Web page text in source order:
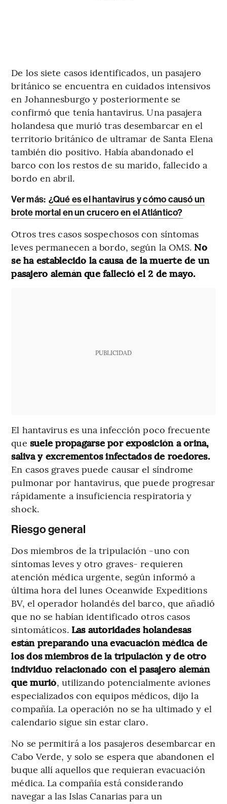
De los siete casos identificados, un pasajero
británico se encuentra en cuidados intensivos
en Johannesburgo y posteriormente se
confirmó que tenía hantavirus. Una pasajera
holandesa que murió tras desembarcar en el
territorio británico de ultramar de Santa Elena
también dio positivo. Había abandonado el
barco con los restos de su marido, fallecido a
bordo en abril.
Ver más: ¿Qué es el hantavirus y cómo causó un
brote mortal en un crucero en el Atlántico?
Otros tres casos sospechosos con síntomas
leves permanecen a bordo, según la OMS. No
se ha establecido la causa de la muerte de un
pasajero alemán que falleció el 2 de mayo.
PUBLICIDAD
El hantavirus es una infección poco frecuente
que suele propagarse por exposición a orina,
saliva y excrementos infectados de roedores.
En casos graves puede causar el síndrome
pulmonar por hantavirus, que puede progresar
rápidamente a insuficiencia respiratoria y
shock.
Riesgo general
Dos miembros de la tripulación -uno con
síntomas leves y otro graves- requieren
atención médica urgente, según informó a
última hora del lunes Oceanwide Expeditions
BV, el operador holandés del barco, que añadió
que no se habían identificado otros casos
sintomáticos. Las autoridades holandesas
están preparando una evacuación médica de
los dos miembros de la tripulación y de otro
individuo relacionado con el pasajero alemán
que murió, utilizando potencialmente aviones
especializados con equipos médicos, dijo la
compañía. La operación no se ha ultimado y el
calendario sigue sin estar claro.
No se permitirá a los pasajeros desembarcar en
Cabo Verde, y solo se espera que abandonen el
buque allí aquellos que requieran evacuación
médica. La compañía está considerando
navegar a las Islas Canarias para un